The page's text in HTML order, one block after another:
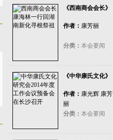
《西南商会会长》
作者： 康芳丽
分类： 本会要闻
《中华康氏文化》
作者： 康光辉 康芳
丽
分类： 本会要闻